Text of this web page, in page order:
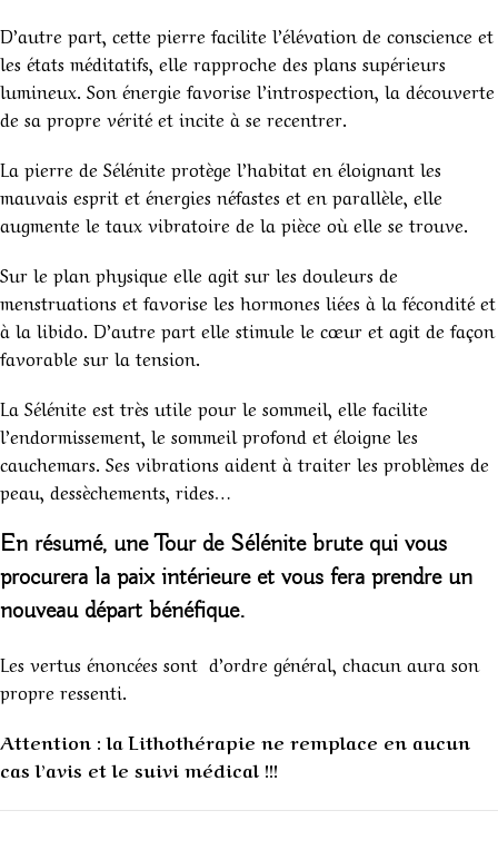
D’autre part, cette pierre facilite l’élévation de conscience et
les états méditatifs, elle rapproche des plans supérieurs
lumineux. Son énergie favorise l’introspection, la découverte
de sa propre vérité et incite à se recentrer.
La pierre de Sélénite protège l’habitat en éloignant les
mauvais esprit et énergies néfastes et en parallèle, elle
augmente le taux vibratoire de la pièce où elle se trouve.
Sur le plan physique elle agit sur les douleurs de
menstruations et favorise les hormones liées à la fécondité et
à la libido. D’autre part elle stimule le cœur et agit de façon
favorable sur la tension.
La Sélénite est très utile pour le sommeil, elle facilite
l’endormissement, le sommeil profond et éloigne les
cauchemars. Ses vibrations aident à traiter les problèmes de
peau, dessèchements, rides…
En résumé, une Tour de Sélénite brute qui vous
procurera la paix intérieure et vous fera prendre un
nouveau départ bénéfique.
Les vertus énoncées sont d’ordre général, chacun aura son
propre ressenti.
Attention : la Lithothérapie ne remplace en aucun
cas l’avis et le suivi médical !!!